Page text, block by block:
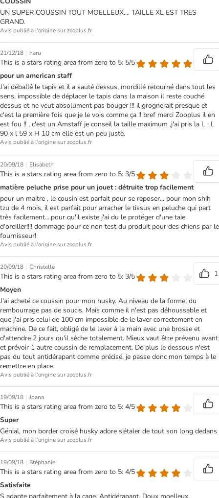
UN SUPER COUSSIN TOUT MOELLEUX.... TAILLE XL EST TRES
GRAND.
Avis publié à l'origine sur zooplus.fr
21/12/18 | haru
This is a stars rating area from zero to 5: 5/5
pour un american staff
J'ai déballé le tapis et il a sauté dessus, mordillé retourné dans tout les
sens, impossible de déplacer le tapis dans la maison il reste couché
dessus et ne veut absolument pas bouger !!! il grognerait presque et
c'est la première fois que je le vois comme ça !! bref merci Zooplus il en
est fou !! , c'est un Amstaff je conseil la taille maximum ,j'ai pris la L : L
90 x l 59 x H 10 cm elle est un peu juste.
Avis publié à l'origine sur zooplus.fr
20/09/18 | Elisabeth
This is a stars rating area from zero to 5: 3/5
matière peluche prise pour un jouet : détruite trop facilement
pour un maitre , le cousin est parfait pour se reposer... pour mon shih
tzu de 4 mois, il est parfait pour arracher le tissus en peluche qui part
très facilement....pour qu'il existe j'ai du le protéger d'une taie
d'oreiller!!!! dommage pour ce non test du produit pour des chiens par le
fournisseur!
Avis publié à l'origine sur zooplus.fr
20/09/18 | Christelle
This is a stars rating area from zero to 5: 3/5
1
Moyen
J'ai acheté ce coussin pour mon husky. Au niveau de la forme, du
rembourrage pas de soucis. Mais comme il n'est pas déhoussable et
que j'ai pris celui de 100 cm impossible de le laver correctement en
machine. De ce fait, obligé de le laver à la main avec une brosse et
d'attendre 2 jours qu'il sèche totalement. Mieux vaut être prévenu avant
et prévoir 1 autre coussin de remplacement. De plus le dessous n'est
pas du tout antidérapant comme précisé, je passe donc mon temps à le
remettre en place.
Avis publié à l'origine sur zooplus.fr
19/09/18 | Joana
This is a stars rating area from zero to 5: 4/5
Super
Génial, mon border croisé husky adore s’étaler de tout son long dedans
Avis publié à l'origine sur zooplus.fr
19/09/18 | Stéphanie
This is a stars rating area from zero to 5: 4/5
Satisfaite